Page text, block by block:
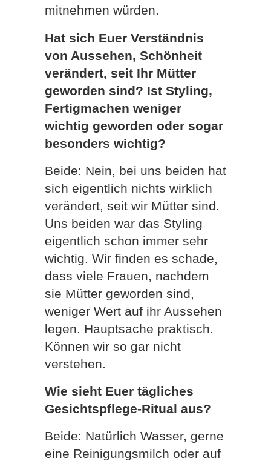
mitnehmen würden.
Hat sich Euer Verständnis
von Aussehen, Schönheit
verändert, seit Ihr Mütter
geworden sind? Ist Styling,
Fertigmachen weniger
wichtig geworden oder sogar
besonders wichtig?
Beide: Nein, bei uns beiden hat
sich eigentlich nichts wirklich
verändert, seit wir Mütter sind.
Uns beiden war das Styling
eigentlich schon immer sehr
wichtig. Wir finden es schade,
dass viele Frauen, nachdem
sie Mütter geworden sind,
weniger Wert auf ihr Aussehen
legen. Hauptsache praktisch.
Können wir so gar nicht
verstehen.
Wie sieht Euer tägliches
Gesichtspflege-Ritual aus?
Beide: Natürlich Wasser, gerne
eine Reinigungsmilch oder auf